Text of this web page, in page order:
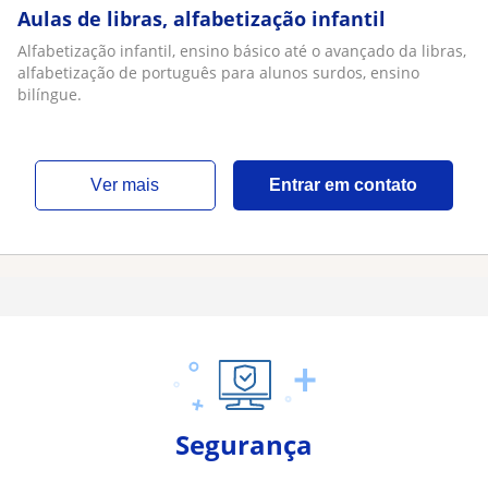
Aulas de libras, alfabetização infantil
Alfabetização infantil, ensino básico até o avançado da libras,
alfabetização de português para alunos surdos, ensino
bilíngue.
ver mais Entrar em contato
Segurança